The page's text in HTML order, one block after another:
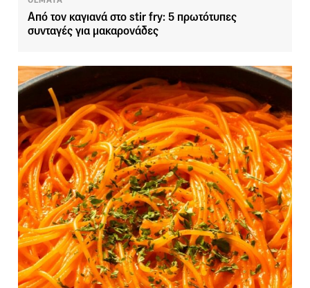
Από τον καγιανά στο stir fry: 5 πρωτότυπες
συνταγές για μακαρονάδες